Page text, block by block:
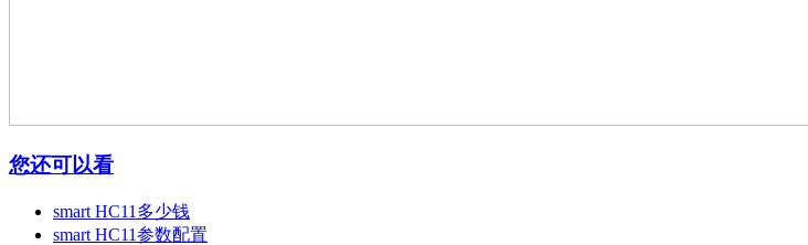
您还可以看
smart HC11多少钱
smart HC11参数配置